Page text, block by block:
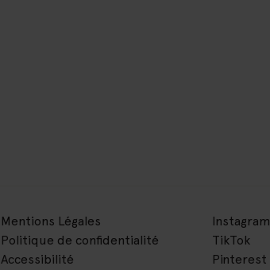
Mentions Légales
Politique de confidentialité
Accessibilité
Instagram
TikTok
Pinterest